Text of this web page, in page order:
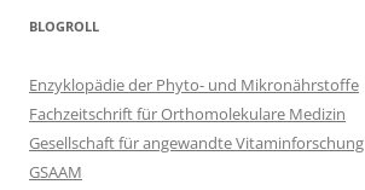
BLOGROLL
Enzyklopädie der Phyto- und Mikronährstoffe
Fachzeitschrift für Orthomolekulare Medizin
Gesellschaft für angewandte Vitaminforschung
GSAAM